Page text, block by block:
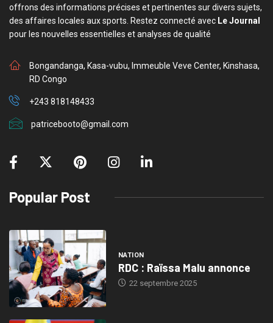
offrons des informations précises et pertinentes sur divers sujets,
des affaires locales aux sports. Restez connecté avec Le Journal
pour les nouvelles essentielles et analyses de qualité
Bongandanga, Kasa-vubu, Immeuble Veve Center, Kinshasa,
RD Congo
+243 818148433
patricebooto@gmail.com
Popular Post
NATION
RDC : Raïssa Malu annonce
22 septembre 2025